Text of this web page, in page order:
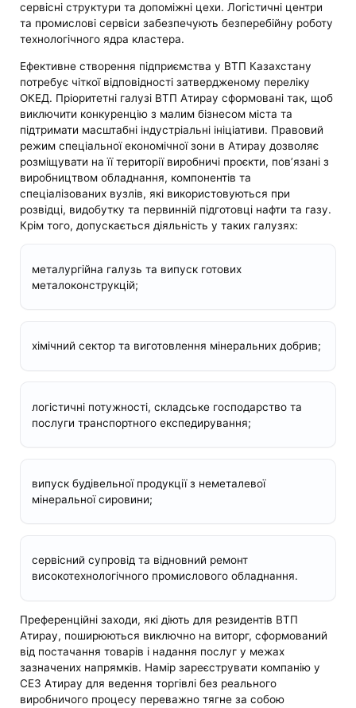
сервісні структури та допоміжні цехи. Логістичні центри
та промислові сервіси забезпечують безперебійну роботу
технологічного ядра кластера.
Ефективне створення підприємства у ВТП Казахстану
потребує чіткої відповідності затвердженому переліку
ОКЕД. Пріоритетні галузі ВТП Атирау сформовані так, щоб
виключити конкуренцію з малим бізнесом міста та
підтримати масштабні індустріальні ініціативи. Правовий
режим спеціальної економічної зони в Атирау дозволяє
розміщувати на її території виробничі проєкти, пов’язані з
виробництвом обладнання, компонентів та
спеціалізованих вузлів, які використовуються при
розвідці, видобутку та первинній підготовці нафти та газу.
Крім того, допускається діяльність у таких галузях:
металургійна галузь та випуск готових
металоконструкцій;
хімічний сектор та виготовлення мінеральних добрив;
логістичні потужності, складське господарство та
послуги транспортного експедирування;
випуск будівельної продукції з неметалевої
мінеральної сировини;
сервісний супровід та відновний ремонт
високотехнологічного промислового обладнання.
Преференційні заходи, які діють для резидентів ВТП
Атирау, поширюються виключно на виторг, сформований
від постачання товарів і надання послуг у межах
зазначених напрямків. Намір зареєструвати компанію у
СЕЗ Атирау для ведення торгівлі без реального
виробничого процесу переважно тягне за собою